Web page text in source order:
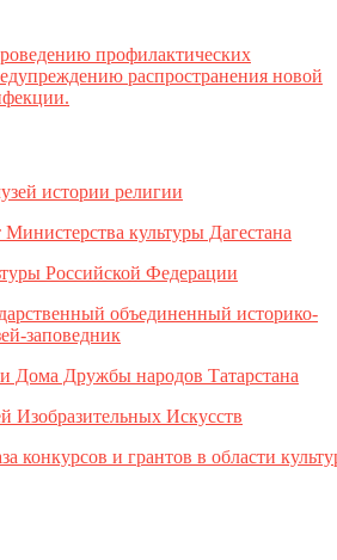
профилактических
распространения новой
истории религии
культуры Дагестана
Российской Федерации
объединенный историко-
заповедник
Дома Дружбы народов Татарстана
Изобразительных Искусств
конкурсов и грантов в области